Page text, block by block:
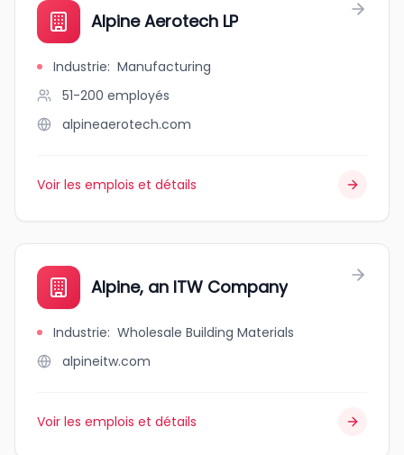
Alpine Aerotech LP
Industrie: Manufacturing
51-200 employés
alpineaerotech.com
Voir les emplois et détails
Alpine, an ITW Company
Industrie: Wholesale Building Materials
alpineitw.com
Voir les emplois et détails